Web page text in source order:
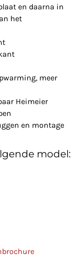
en daarna in
het
meer
Heimeier
en montage
model: